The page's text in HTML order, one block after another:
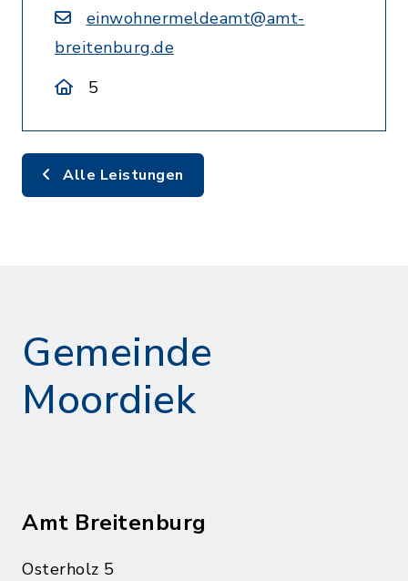
einwohnermeldeamt@amt-
breitenburg.de
5
Alle Leistungen
Gemeinde
Moordiek
Amt Breitenburg
Osterholz 5